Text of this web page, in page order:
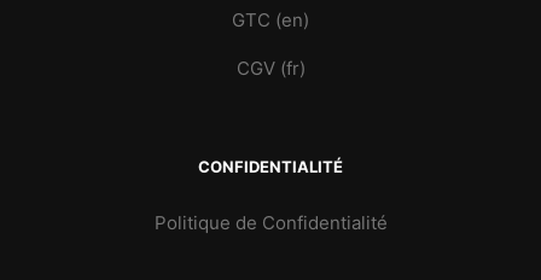
GTC (en)
CGV (fr)
CONFIDENTIALITÉ
Politique de Confidentialité